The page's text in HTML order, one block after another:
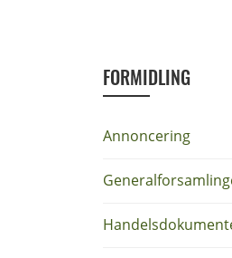
FORMIDLING
Annoncering